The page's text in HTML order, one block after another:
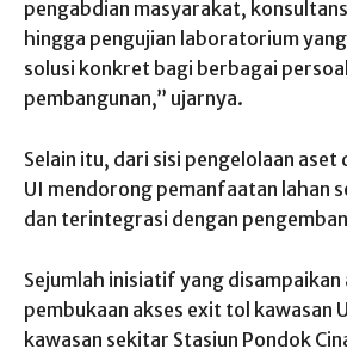
‎pengabdian masyarakat,
hingga pengujian laboratorium
solusi ‎konkret bagi berbagai
pembangunan,” ujarnya.
‎Selain itu, dari sisi pengelolaan
UI mendorong pemanfaatan lahan
dan terintegrasi dengan
‎Sejumlah inisiatif yang disampaikan
‎pembukaan akses exit tol kawasan
kawasan sekitar Stasiun Pondok